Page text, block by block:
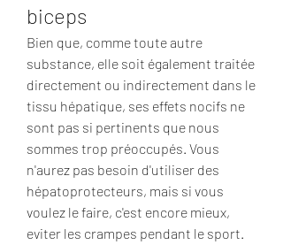
biceps
Bien que, comme toute autre
substance, elle soit également traitée
directement ou indirectement dans le
tissu hépatique, ses effets nocifs ne
sont pas si pertinents que nous
sommes trop préoccupés. Vous
n'aurez pas besoin d'utiliser des
hépatoprotecteurs, mais si vous
voulez le faire, c'est encore mieux,
eviter les crampes pendant le sport.